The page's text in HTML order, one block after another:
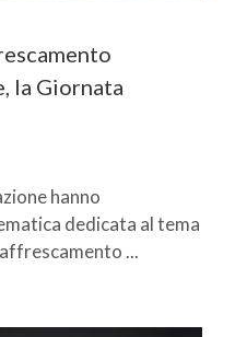
la Giornata
hanno
dedicata al tema
...